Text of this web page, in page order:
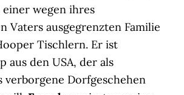
einer wegen ihres
Vaters ausgegrenzten Familie
Tischlern. Er ist
aus den USA, der als
verborgene Dorfgeschehen